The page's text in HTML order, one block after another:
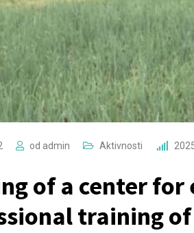
od admin Aktivnosti
of a center
training